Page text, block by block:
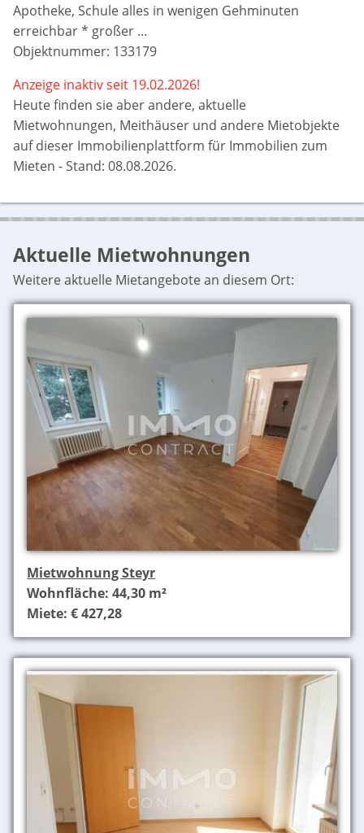
Apotheke, Schule alles in wenigen Gehminuten
erreichbar * großer ...
Objektnummer: 133179
Anzeige inaktiv seit 19.02.2026!
Heute finden sie aberandere, aktuelle
Mietwohnungen, Meithäuser und andere Mietobjekte
auf dieser Immobilienplattform für Immobilien zum
Mieten - Stand: 08.08.2026.
Aktuelle Mietwohnungen
Weitere aktuelle Mietangebote an diesem Ort:
Mietwohnung Steyr
Wohnfläche: 44,30 m²
Miete: € 427,28